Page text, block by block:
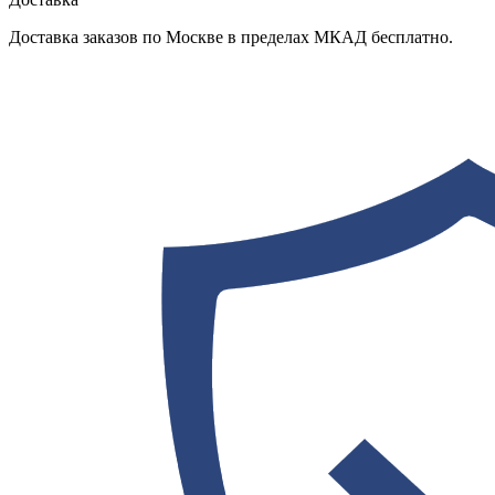
Доставка заказов по Москве в пределах МКАД бесплатно.